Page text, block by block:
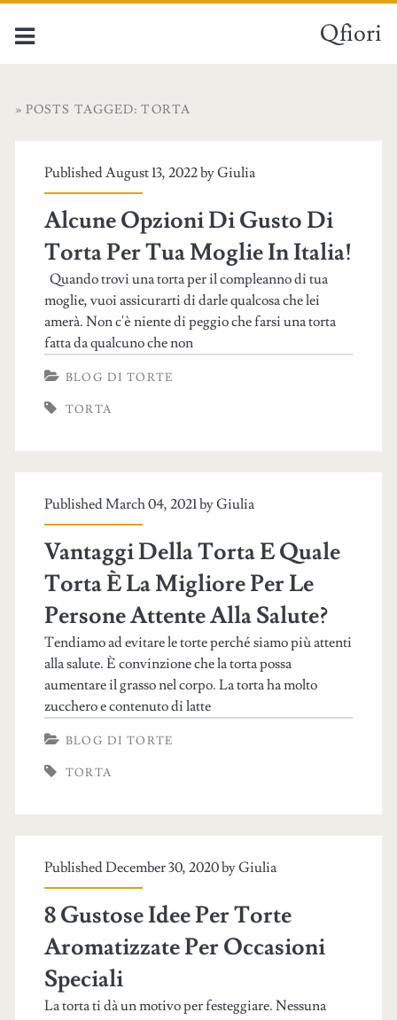
Qfiori
» POSTS TAGGED: TORTA
Published August 13, 2022 byGiulia
Alcune Opzioni Di Gusto Di
Torta Per Tua Moglie In Italia!
Quando trovi una torta per il compleanno di tua
moglie, vuoi assicurarti di darle qualcosa che lei
amerà. Non c'è niente di peggio che farsi una torta
fatta da qualcuno che non
BLOG DI TORTE
TORTA
Published March 04, 2021 byGiulia
Vantaggi Della Torta E Quale
Torta È La Migliore Per Le
Persone Attente Alla Salute?
Tendiamo ad evitare le torte perché siamo più attenti
alla salute. È convinzione che la torta possa
aumentare il grasso nel corpo. La torta ha molto
zucchero e contenuto di latte
BLOG DI TORTE
TORTA
Published December 30, 2020 byGiulia
8 Gustose Idee Per Torte
Aromatizzate Per Occasioni
Speciali
La torta ti dà un motivo per festeggiare. Nessuna